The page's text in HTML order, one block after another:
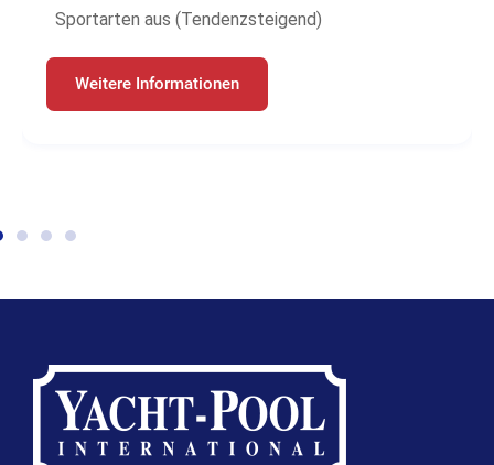
Sportarten aus (Tendenzsteigend)
Weitere Informationen